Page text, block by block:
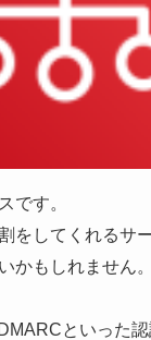
です。
をしてくれるサ
かもしれません。
といった認